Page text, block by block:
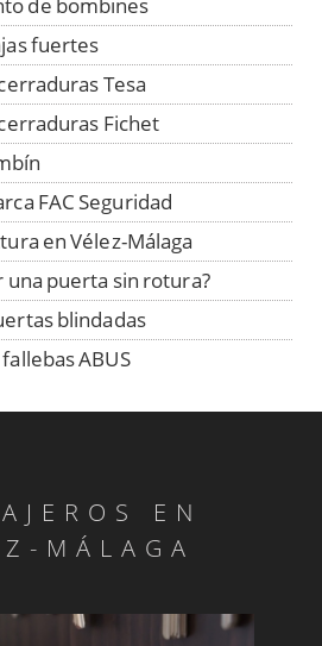
fuertes
Tesa
Fichet
FAC Seguridad
en Vélez-Málaga
una puerta sin rotura?
blindadas
ABUS
de llaves
las 24 horas
EN
MÁLAGA